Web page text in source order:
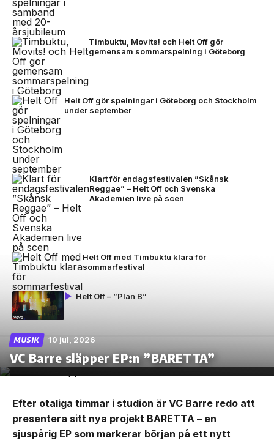
Timbuktu, Movits! och Helt Off gör
gemensam sommarspelning i Göteborg
Helt Off gör spelningar i Göteborg och Stockholm
under september
Klart för endagsfestivalen ”Skånsk
Reggae” – Helt Off och Svenska
Akademien live på scen
Helt Off med Timbuktu klara för
sommarfestival
Helt Off – ”Plan B”
MUSIK 10 jul, 2026
VC Barre släpper EP:n ”BARETTA”
Efter otaliga timmar i studion är VC Barre redo att
presentera sitt nya projekt BARETTA – en
sjuspårig EP som markerar början på ett nytt